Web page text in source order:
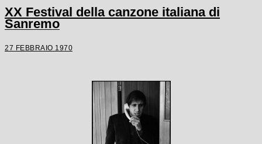
XX Festival della canzone italiana di
Sanremo
27 FEBBRAIO 1970